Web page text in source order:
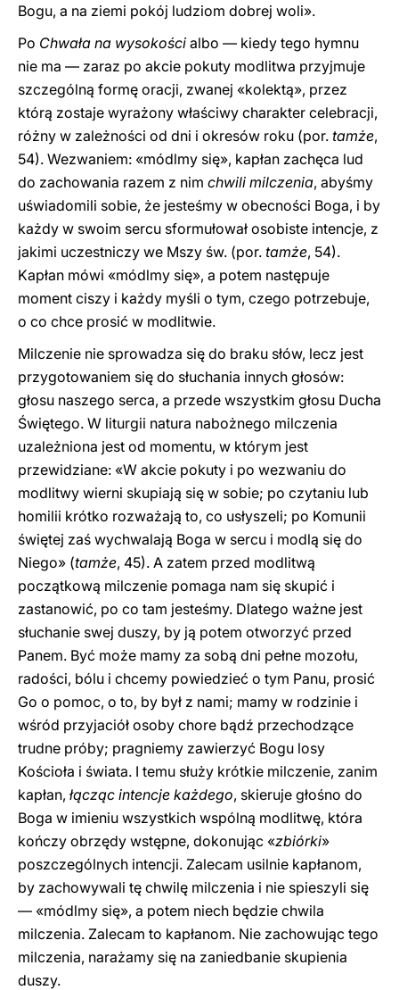
Bogu, a na ziemi pokój ludziom dobrej woli».
Po Chwała na wysokości albo — kiedy tego hymnu
nie ma — zaraz po akcie pokuty modlitwa przyjmuje
szczególną formę oracji, zwanej «kolektą», przez
którą zostaje wyrażony właściwy charakter celebracji,
różny w zależności od dni i okresów roku (por. tamże,
54). Wezwaniem: «módlmy się», kapłan zachęca lud
do zachowania razem z nim chwili milczenia, abyśmy
uświadomili sobie, że jesteśmy w obecności Boga, i by
każdy w swoim sercu sformułował osobiste intencje, z
jakimi uczestniczy we Mszy św. (por. tamże, 54).
Kapłan mówi «módlmy się», a potem następuje
moment ciszy i każdy myśli o tym, czego potrzebuje,
o co chce prosić w modlitwie.
Milczenie nie sprowadza się do braku słów, lecz jest
przygotowaniem się do słuchania innych głosów:
głosu naszego serca, a przede wszystkim głosu Ducha
Świętego. W liturgii natura nabożnego milczenia
uzależniona jest od momentu, w którym jest
przewidziane: «W akcie pokuty i po wezwaniu do
modlitwy wierni skupiają się w sobie; po czytaniu lub
homilii krótko rozważają to, co usłyszeli; po Komunii
świętej zaś wychwalają Boga w sercu i modlą się do
Niego» (tamże, 45). A zatem przed modlitwą
początkową milczenie pomaga nam się skupić i
zastanowić, po co tam jesteśmy. Dlatego ważne jest
słuchanie swej duszy, by ją potem otworzyć przed
Panem. Być może mamy za sobą dni pełne mozołu,
radości, bólu i chcemy powiedzieć o tym Panu, prosić
Go o pomoc, o to, by był z nami; mamy w rodzinie i
wśród przyjaciół osoby chore bądź przechodzące
trudne próby; pragniemy zawierzyć Bogu losy
Kościoła i świata. I temu służy krótkie milczenie, zanim
kapłan, łącząc intencje każdego, skieruje głośno do
Boga w imieniu wszystkich wspólną modlitwę, która
kończy obrzędy wstępne, dokonując «zbiórki»
poszczególnych intencji. Zalecam usilnie kapłanom,
by zachowywali tę chwilę milczenia i nie spieszyli się
— «módlmy się», a potem niech będzie chwila
milczenia. Zalecam to kapłanom. Nie zachowując tego
milczenia, narażamy się na zaniedbanie skupienia
duszy.